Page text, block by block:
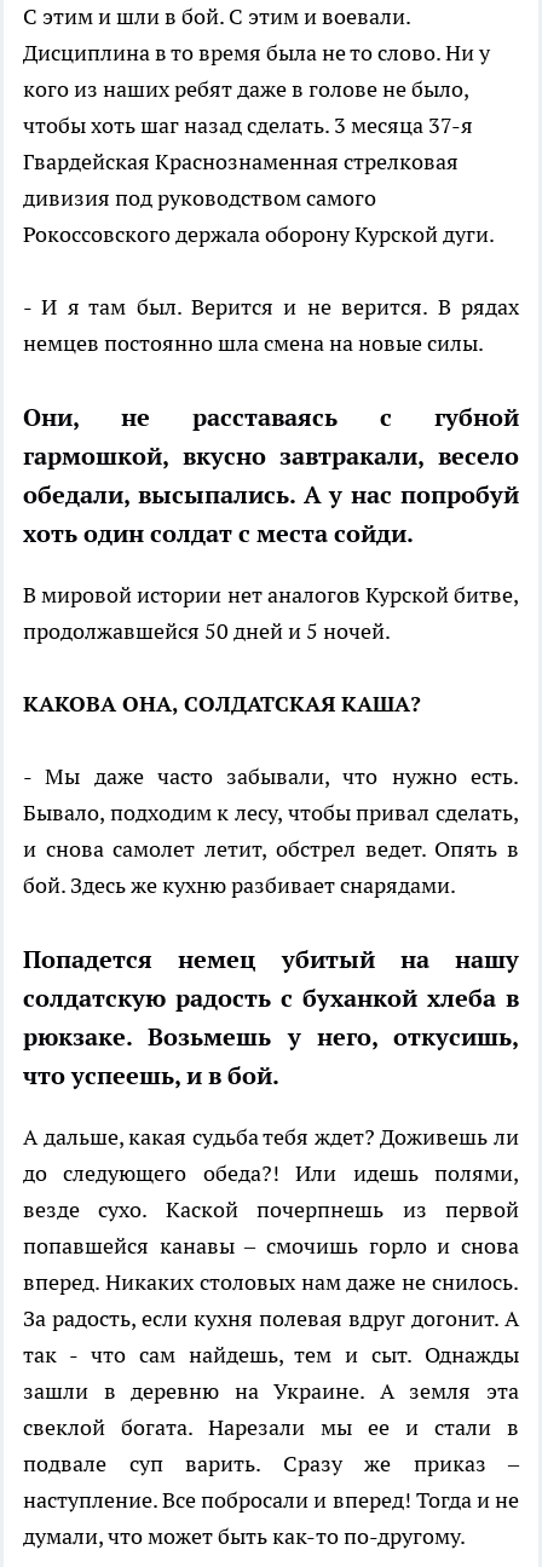
С этим и шли в бой. С этим и воевали.
Дисциплина в то время была не то слово. Ни у
кого из наших ребят даже в голове не было,
чтобы хоть шаг назад сделать. 3 месяца 37-я
Гвардейская Краснознаменная стрелковая
дивизия под руководством самого
Рокоссовского держала оборону Курской дуги.
- И я там был. Верится и не верится. В рядах
немцев постоянно шла смена на новые силы.
Они, не расставаясь с губной
гармошкой, вкусно завтракали, весело
обедали, высыпались. А у нас попробуй
хоть один солдат с места сойди.
В мировой истории нет аналогов Курской битве,
продолжавшейся 50 дней и 5 ночей.
КАКОВА ОНА, СОЛДАТСКАЯ КАША?
- Мы даже часто забывали, что нужно есть.
Бывало, подходим к лесу, чтобы привал сделать,
и снова самолет летит, обстрел ведет. Опять в
бой. Здесь же кухню разбивает снарядами.
Попадется немец убитый на нашу
солдатскую радость с буханкой хлеба в
рюкзаке. Возьмешь у него, откусишь,
что успеешь, и в бой.
А дальше, какая судьба тебя ждет? Доживешь ли
до следующего обеда?! Или идешь полями,
везде сухо. Каской почерпнешь из первой
попавшейся канавы – смочишь горло и снова
вперед. Никаких столовых нам даже не снилось.
За радость, если кухня полевая вдруг догонит. А
так - что сам найдешь, тем и сыт. Однажды
зашли в деревню на Украине. А земля эта
свеклой богата. Нарезали мы ее и стали в
подвале суп варить. Сразу же приказ –
наступление. Все побросали и вперед! Тогда и не
думали, что может быть как-то по-другому.